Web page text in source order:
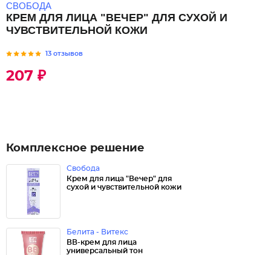
СВОБОДА
КРЕМ ДЛЯ ЛИЦА "ВЕЧЕР" ДЛЯ СУХОЙ И
ЧУВСТВИТЕЛЬНОЙ КОЖИ
13 отзывов
207 ₽
Комплексное решение
Свобода
Крем для лица "Вечер" для
сухой и чувствительной кожи
Белита - Витекс
ВВ-крем для лица
универсальный тон